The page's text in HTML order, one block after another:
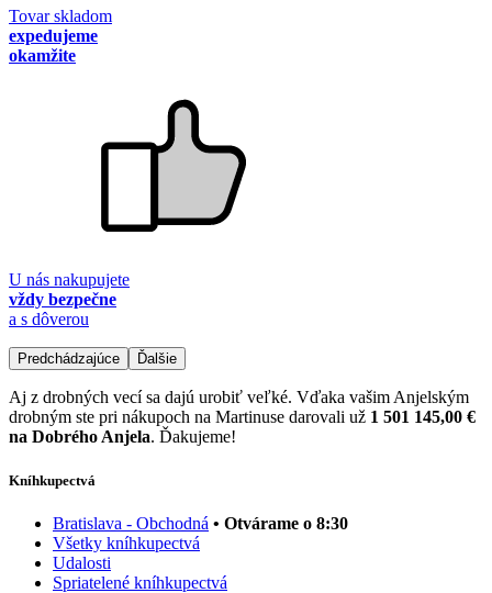
Tovar skladom
expedujeme
okamžite
U nás nakupujete
vždy bezpečne
a s dôverou
Predchádzajúce Ďalšie
Aj z drobných vecí sa dajú urobiť veľké. Vďaka vašim Anjelským
drobným ste pri nákupoch na Martinuse darovali už 1 501 145,00 €
na Dobrého Anjela. Ďakujeme!
Kníhkupectvá
Bratislava - Obchodná • Otvárame o 8:30
Všetky kníhkupectvá
Udalosti
Spriatelené kníhkupectvá